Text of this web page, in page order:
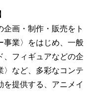
企画・制作・販売をト
事業〉をはじめ、一般
、フィギュアなどの企
〉など、多彩なコンテ
を提供する、アニメイ